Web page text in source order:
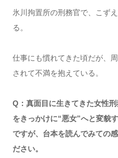
氷川拘置所の刑務官で、こず
る。
仕事にも慣れてきた頃だが、
されて不満を抱えている。
Q：真面目に生きてきた女性
をきっかけに“悪女”へと変貌
ですが、台本を読んでみての
ださい。